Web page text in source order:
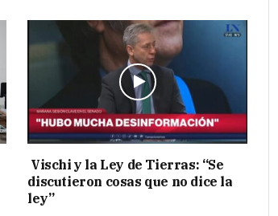
Vischi y la Ley de Tierras: “Se
discutieron cosas que no dice la
ley”